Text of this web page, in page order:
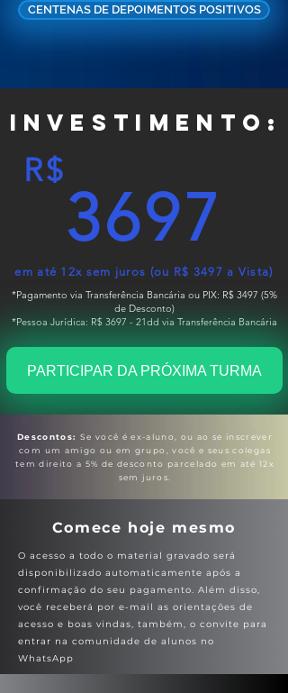
CENTENAS DE DEPOIMENTOS POSITIVOS
INVESTIMENTO:
3697
R$
em até 12x sem juros (ou R$ 3497 a Vista)
*Pagamento via Transferência Bancária ou PIX: R$ 3497 (5%
de Desconto)
*Pessoa Jurídica: R$ 3697 - 21dd via Transferência Bancária
PARTICIPAR DA PRÓXIMA TURMA
Descontos: Se você é ex-aluno, ou ao se inscrever
com um amigo ou em grupo, você e seus colegas
tem direito a 5% de desconto parcelado em até 12x
sem juros.
Comece hoje mesmo
O acesso a todo o material gravado será
disponibilizado automaticamente após a
confirmação do seu pagamento. Além disso,
você receberá por e-mail as orientações de
acesso e boas vindas, também, o convite para
entrar na comunidade de alunos no
WhatsApp